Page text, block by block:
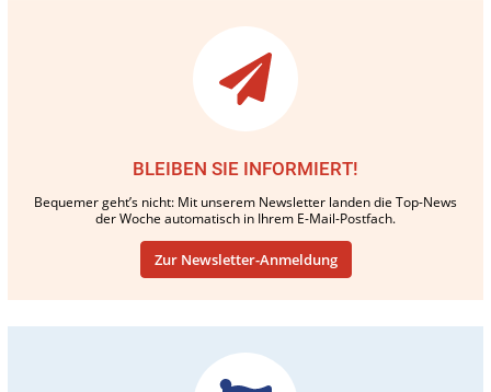
BLEIBEN SIE INFORMIERT!
Bequemer geht’s nicht: Mit unserem Newsletter landen die Top-News
der Woche automatisch in Ihrem E-Mail-Postfach.
Zur Newsletter-Anmeldung